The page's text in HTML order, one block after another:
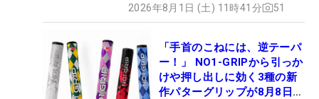
2026年8月1日 (土) 11時41分 51
「手首のこねには、逆テーパ
ー！」 NO1-GRIPから引っか
けや押し出しに効く3種の新
作パターグリップが8月8日デ